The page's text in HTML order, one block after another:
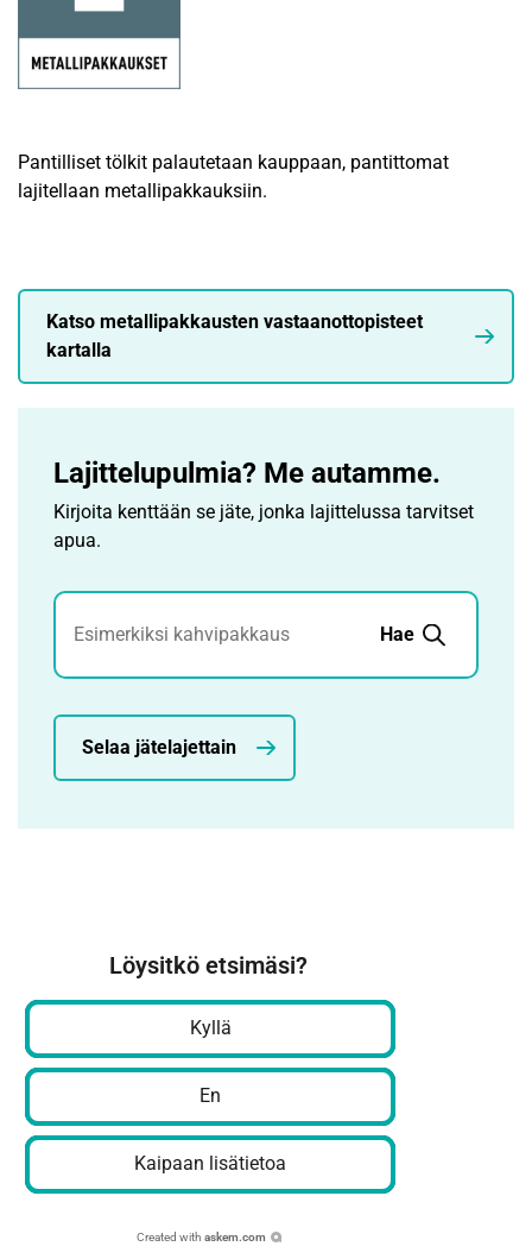
Pantilliset tölkit palautetaan kauppaan, pantittomat
lajitellaan metallipakkauksiin.
Katso metallipakkausten vastaanottopisteet
kartalla
Lajittelupulmia? Me autamme.
Kirjoita kenttään se jäte, jonka lajittelussa tarvitset
apua.
Jätehaku
Hae
Selaa jätelajettain
Löysitkö etsimäsi?
Kyllä
En
Kaipaan lisätietoa
Created with askem.com